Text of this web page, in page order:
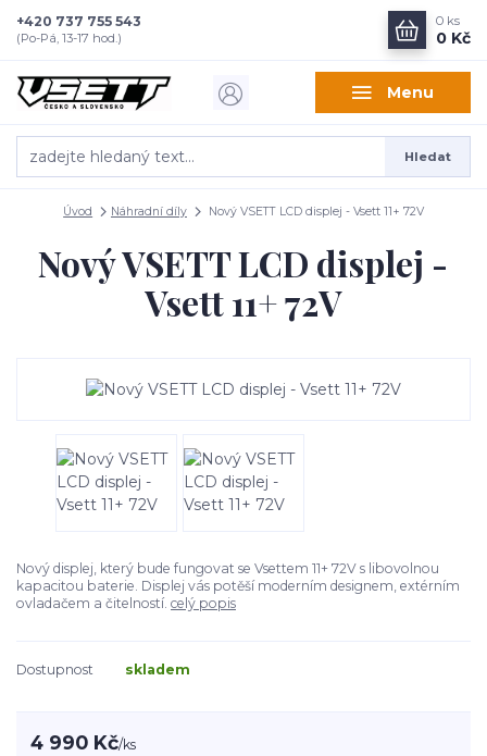
Menu
Hledat
+420 737 755 543
(Po-Pá, 13-17 hod.)
0 ks
0 Kč
Úvod Náhradní díly Nový VSETT LCD displej - Vsett 11+ 72V
Nový VSETT LCD displej -
Vsett 11+ 72V
Nový displej, který bude fungovat se Vsettem 11+ 72V s libovolnou
kapacitou baterie. Displej vás potěší moderním designem, extérním
ovladačem a čitelností. celý popis
Dostupnost skladem
4 990 Kč/ks